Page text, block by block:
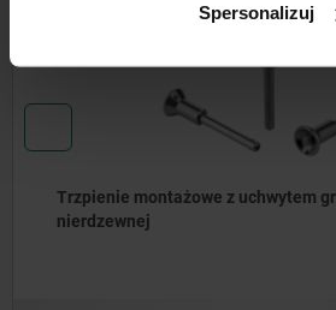
Spersonalizuj
Trzpienie montażowe z uchwytem
nierdzewnej